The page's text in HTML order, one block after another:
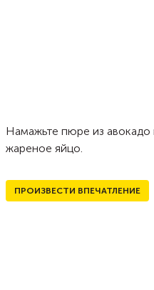
Намажьте пюре из авокадо
жареное яйцо.
ПРОИЗВЕСТИ ВПЕЧАТЛЕНИЕ